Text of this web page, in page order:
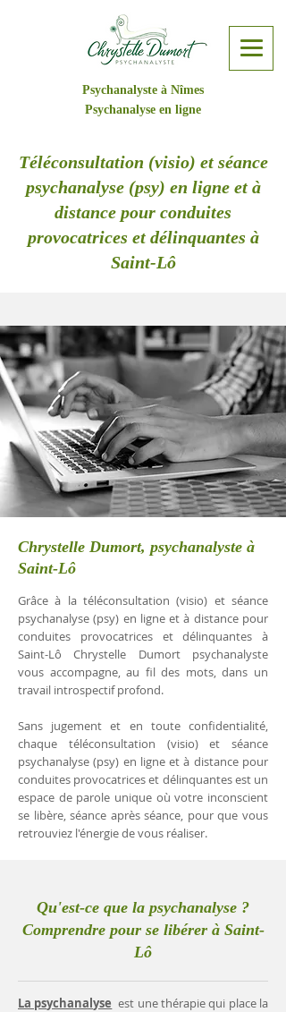
Psychanalyste à Nîmes
Psychanalyse en ligne
Téléconsultation (visio) et séance
psychanalyse (psy) en ligne et à
distance pour conduites
provocatrices et délinquantes à
Saint-Lô
Chrystelle Dumort, psychanalyste à
Saint-Lô
Grâce à la téléconsultation (visio) et séance
psychanalyse (psy) en ligne et à distance pour
conduites provocatrices et délinquantes à
Saint-Lô Chrystelle Dumort psychanalyste
vous accompagne, au fil des mots, dans un
travail introspectif profond.
Sans jugement et en toute confidentialité,
chaque téléconsultation (visio) et séance
psychanalyse (psy) en ligne et à distance pour
conduites provocatrices et délinquantes est un
espace de parole unique où votre inconscient
se libère, séance après séance, pour que vous
retrouviez l'énergie de vous réaliser.
Qu'est-ce que la psychanalyse ?
Comprendre pour se libérer à Saint-
Lô
La psychanalyse est une thérapie qui place la